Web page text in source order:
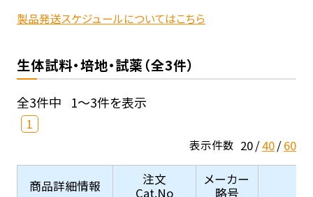
製品発送スケジュールについてはこちら
生体試料・培地・試薬（全3件）
全3件中 1～3件を表示
1
表示件数 20 40 60
商品詳細情報
注文
Cat.No
メーカー
略号